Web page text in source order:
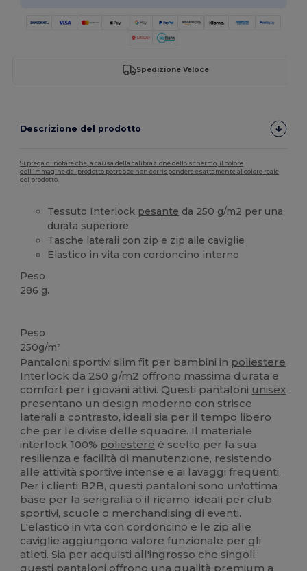
Spedizione Veloce
Descrizione del prodotto
Si prega di notare che, a causa della calibrazione dello schermo, il colore
dell'immagine del prodotto potrebbe non corrispondere esattamente al colore reale
del prodotto.
Tessuto Interlock pesante da 250 g/m2 per una
durata superiore
Tasche laterali con zip e zip alle caviglie
Elastico in vita con cordoncino interno
Peso
286 g.
Peso
250g/m²
Pantaloni sportivi slim fit per bambini in poliestere
Interlock da 250 g/m2 offrono massima durata e
comfort per i giovani attivi. Questi pantaloni unisex
presentano un design moderno con strisce
laterali a contrasto, ideali sia per il tempo libero
che per le divise delle squadre. Il materiale
interlock 100% poliestere è scelto per la sua
resilienza e facilità di manutenzione, resistendo
alle attività sportive intense e ai lavaggi frequenti.
Per i clienti B2B, questi pantaloni sono un'ottima
base per la serigrafia o il ricamo, ideali per club
sportivi, scuole o merchandising di eventi.
L'elastico in vita con cordoncino e le zip alle
caviglie aggiungono valore funzionale per gli
atleti. Sia per acquisti all'ingrosso che singoli,
questi pantaloni offrono una qualità premium a